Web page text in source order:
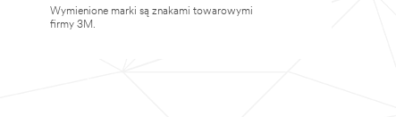
Wymienione marki są znakami towarowymi
firmy 3M.